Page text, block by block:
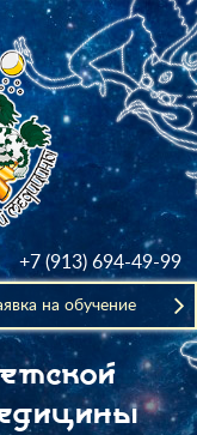
+7 (913) 694-49-99
на обучение